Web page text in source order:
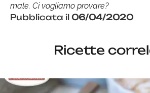
male. Ci vogliamo provare?
Pubblicata il 06/04/2020
Ricette